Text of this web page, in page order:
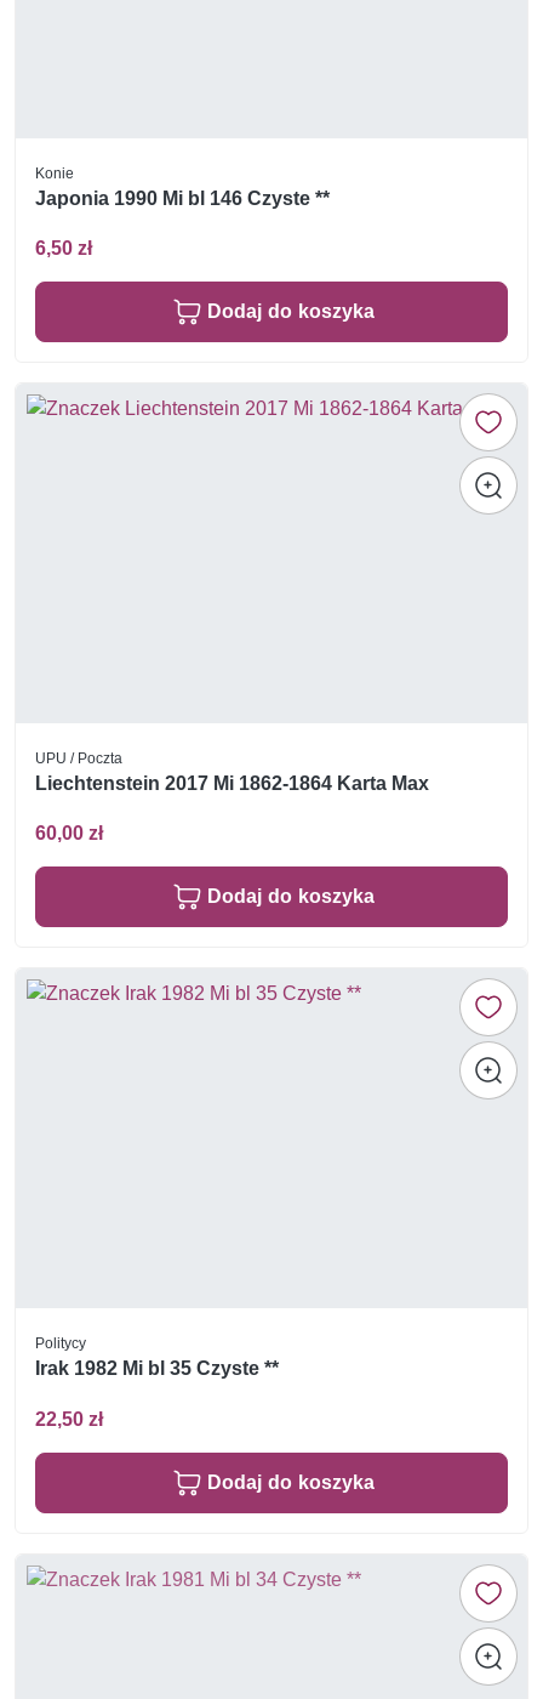
Konie
Japonia 1990 Mi bl 146 Czyste **
6,50 zł
Dodaj do koszyka
UPU / Poczta
Liechtenstein 2017 Mi 1862-1864 Karta Max
60,00 zł
Dodaj do koszyka
Politycy
Irak 1982 Mi bl 35 Czyste **
22,50 zł
Dodaj do koszyka